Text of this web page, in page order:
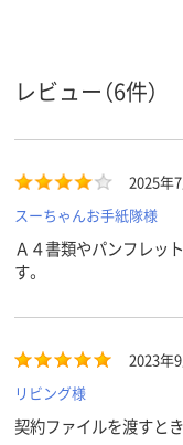
スコア
15
レビュー（6件）
2025年
スーちゃんお手紙隊様
Ａ４書類やパンフレッ
す。
2023年
リビング様
契約ファイルを渡すと